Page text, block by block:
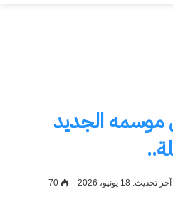
موسمه الجديد
آخر تحديث: 18 يونيو، 2026 70